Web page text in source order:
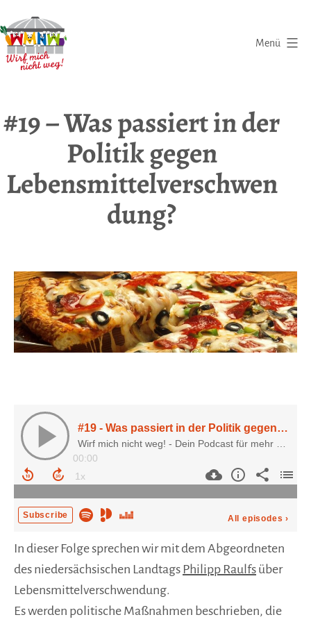
Inhalt
springen
nicht
Eine
Menü
#19 – Was passiert in der
Politik gegen
Lebensmittelverschwen
dung?
In dieser Folge sprechen wir mit dem Abgeordneten
des niedersächsischen Landtags Philipp Raulfs über
Lebensmittelverschwendung.
Es werden politische Maßnahmen beschrieben, die